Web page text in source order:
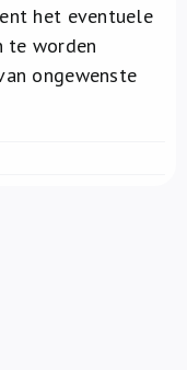
het eventuele
te worden
ongewenste